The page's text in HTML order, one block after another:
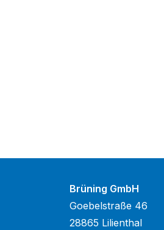
Brüning GmbH
Goebelstraße 46
28865 Lilienthal